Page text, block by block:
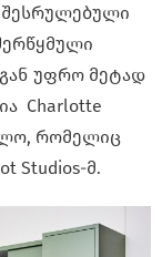
შესრულებული
უფრო მეტად
Charlotte
რომელიც
Studios-მ.